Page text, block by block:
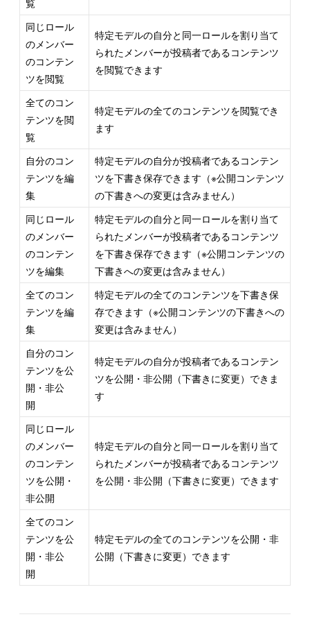
同じロール
のメンバー
のコンテン
ツを閲覧
特定モデルの自分と同一ロールを割り当て
られたメンバーが投稿者であるコンテンツ
を閲覧できます
全てのコン
テンツを閲
覧
特定モデルの全てのコンテンツを閲覧でき
ます
自分のコン
テンツを編
集
特定モデルの自分が投稿者であるコンテン
ツを下書き保存できます（※公開コンテンツ
の下書きへの変更は含みません）
同じロール
のメンバー
のコンテン
ツを編集
特定モデルの自分と同一ロールを割り当て
られたメンバーが投稿者であるコンテンツ
を下書き保存できます（※公開コンテンツの
下書きへの変更は含みません）
全てのコン
テンツを編
集
特定モデルの全てのコンテンツを下書き保
存できます（※公開コンテンツの下書きへの
変更は含みません）
自分のコン
テンツを公
開・非公
開
特定モデルの自分が投稿者であるコンテン
ツを公開・非公開（下書きに変更）できま
す
同じロール
のメンバー
のコンテン
ツを公開・
非公開
特定モデルの自分と同一ロールを割り当て
られたメンバーが投稿者であるコンテンツ
を公開・非公開（下書きに変更）できます
全てのコン
テンツを公
開・非公
開
特定モデルの全てのコンテンツを公開・非
公開（下書きに変更）できます